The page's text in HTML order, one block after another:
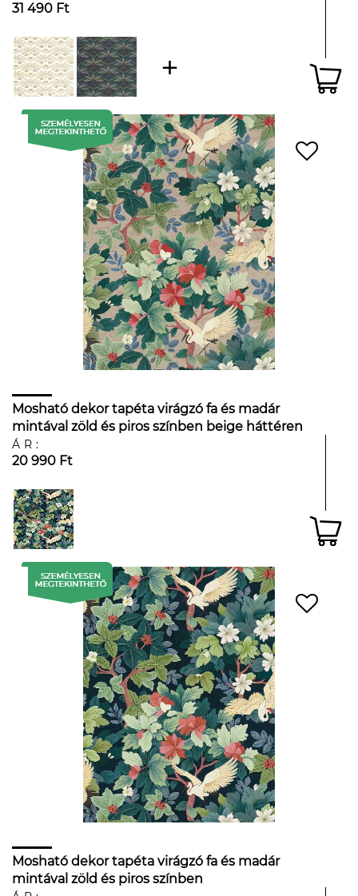
31 490 Ft
Mosható dekor tapéta virágzó fa és madár
mintával zöld és piros színben beige háttéren
ÁR:
20 990 Ft
Mosható dekor tapéta virágzó fa és madár
mintával zöld és piros színben